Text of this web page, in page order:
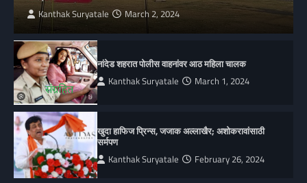
Kanthak Suryatale March 2, 2024
नांदेड शहरात पोलीस वाहनांवर आठ महिला चालक
Kanthak Suryatale March 1, 2024
खुदा हाफिज प्रिन्स, जजाक अल्लाखैर; अशोकरावांसाठी
सर्मपण
Kanthak Suryatale February 26, 2024